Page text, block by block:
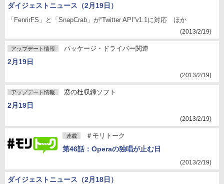
ダイジェストニュース（2月19日）
「FenrirFS」と「SnapCrab」が“Twitter API”v1.1に対応 ほか
(2013/2/19)
アップデート情報 パッケージ・ドライバー関連
2月19日
(2013/2/19)
アップデート情報 窓の杜収録ソフト
2月19日
(2013/2/19)
連載 ＃モリトーク
第46話：Operaの独唱が止む日
(2013/2/19)
ダイジェストニュース（2月18日）